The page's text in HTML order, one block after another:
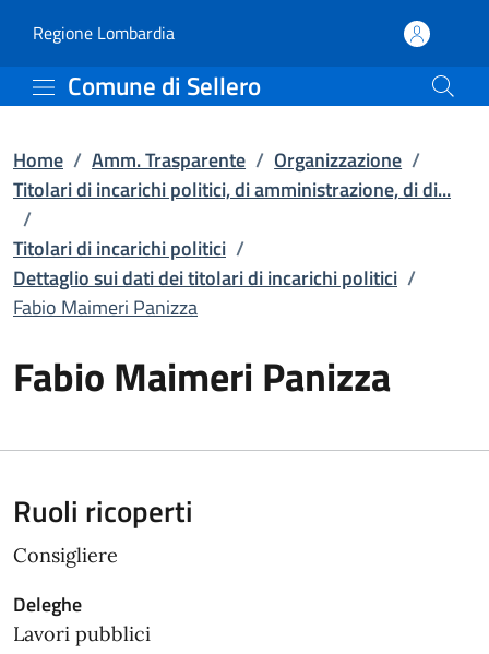
Fabio Maimeri Panizza
Regione Lombardia(apre in un'altra scheda).
Comune di Sellero
Home / Amm. Trasparente / Organizzazione /
Titolari di incarichi politici, di amministrazione, di di...
/
Titolari di incarichi politici /
Dettaglio sui dati dei titolari di incarichi politici /
Fabio Maimeri Panizza
Fabio Maimeri Panizza
Ruoli ricoperti
Consigliere
Deleghe
Lavori pubblici